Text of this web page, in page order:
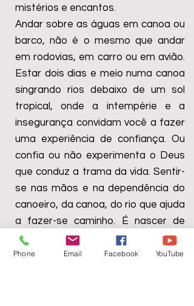
mistérios e encantos.
Andar sobre as águas em canoa ou
barco, não é o mesmo que andar
em rodovias, em carro ou em avião.
Estar dois dias e meio numa canoa
singrando rios debaixo de um sol
tropical, onde a intempérie e a
insegurança convidam você a fazer
uma experiência de confiança. Ou
confia ou não experimenta o Deus
que conduz a trama da vida. Sentir-
se nas mãos e na dependência do
canoeiro, da canoa, do rio que ajuda
a fazer-se caminho. É nascer de
novo; despir-se do poder de ser
aquele que conduz, ou quem dá as
Phone Email Facebook YouTube